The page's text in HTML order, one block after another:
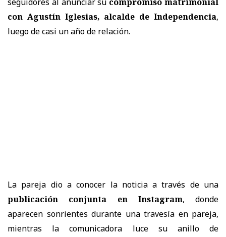
con Agustín Iglesias, alcalde de Independencia,
luego de casi un año de relación.
La pareja dio a conocer la noticia a través de una
publicación conjunta en Instagram, donde
aparecen sonrientes durante una travesía en pareja,
mientras la comunicadora luce su anillo de